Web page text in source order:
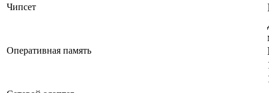
Чипсет
Оперативная память